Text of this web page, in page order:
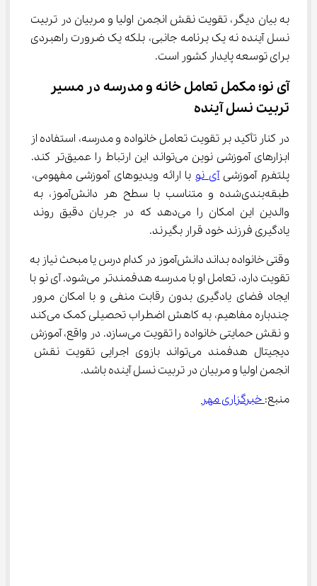
به بیان دیگر، تقویت نقش انجمن اولیا و مربیان در تربیت
نسل آینده نه یک برنامه جانبی، بلکه یک ضرورت راهبردی
برای توسعه پایدار کشور است.
آی ‌نو؛ مکمل تعامل خانه و مدرسه در مسیر
تربیت نسل آینده
در کنار تأکید بر تقویت تعامل خانواده و مدرسه، استفاده از
ابزارهای آموزشی نوین می‌تواند این ارتباط را عمیق‌تر کند.
پلتفرم آموزشی آی ‌نو با ارائه ویدیوهای آموزشی مفهومی،
طبقه‌بندی‌شده و متناسب با سطح هر دانش‌آموز، به
والدین این امکان را می‌دهد که در جریان دقیق روند
یادگیری فرزند خود قرار بگیرند.
وقتی خانواده بداند دانش‌آموز در کدام درس یا مبحث نیاز به
تقویت دارد، تعامل او با مدرسه هدفمندتر می‌شود. آی ‌نو با
ایجاد فضای یادگیری بدون رقابت منفی و با امکان مرور
چندباره مفاهیم، به کاهش اضطراب تحصیلی کمک می‌کند
و نقش حمایتی خانواده را تقویت می‌سازد. در واقع، آموزش
دیجیتال هدفمند می‌تواند بازوی اجرایی تقویت نقش
انجمن اولیا و مربیان در تربیت نسل آینده باشد.
منبع: خبرگزاری مهر